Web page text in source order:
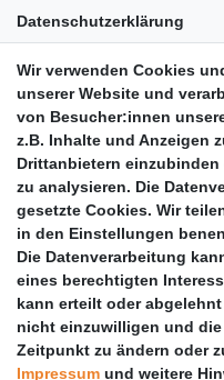
Datenschutzerklärung
Barrierefreiheit
Anleitungen
Vertrag widerrufen
PARTNER
DHL
GLS
PaketPLUS
Wir verwenden Cookies
unserer Website und
von Besucher:innen
z.B. Inhalte und Anzeigen
Drittanbietern
zu analysieren. Die
gesetzte Cookies. Wir
in den Einstellungen
Die Datenverarbeitung
eines berechtigten
kann erteilt oder
nicht einzuwilligen und
Zeitpunkt zu ändern oder
Impressum und weitere